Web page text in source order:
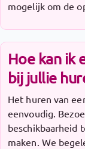
mogelijk om de
Hoe kan ik
bij jullie
Het huren van
eenvoudig.
beschikbaarheid
maken. We